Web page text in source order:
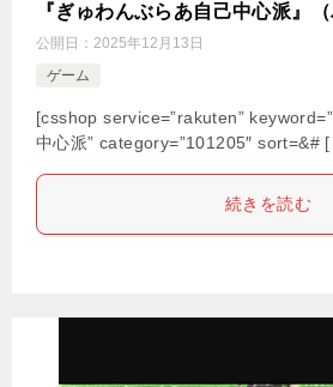
『ぎゅわんぶらあ自己中心派』
公開日： 2025年12月13日
ゲーム
[csshop service=”rakuten”
中心派” category=”101205″ sort=&#
続きを読む